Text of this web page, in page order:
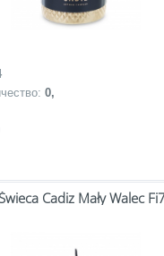
0,
Cadiz Mały Walec